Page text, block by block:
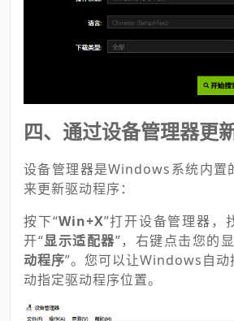
四、通过设备管理器更
设备管理器是Windows系统内置
来更新驱动程序：
按下“Win+X”打开设备管理器，
开“显示适配器”，右键点击您的
动程序”。您可以让Windows自动
动指定驱动程序位置。